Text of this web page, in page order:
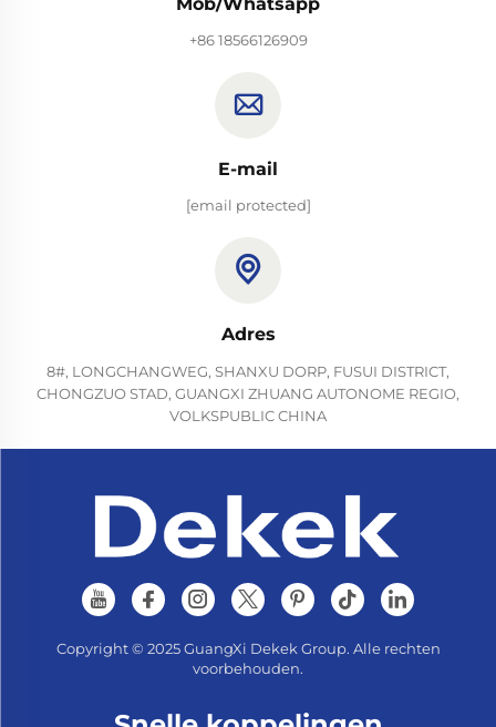
Mob/Whatsapp
+86 18566126909
E-mail
[email protected]
Adres
8#, LONGCHANGWEG, SHANXU DORP, FUSUI DISTRICT,
CHONGZUO STAD, GUANGXI ZHUANG AUTONOME REGIO,
VOLKSPUBLIC CHINA
Copyright © 2025 GuangXi Dekek Group. Alle rechten
voorbehouden.